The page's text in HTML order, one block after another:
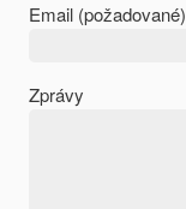
Email (požadované)
Zprávy